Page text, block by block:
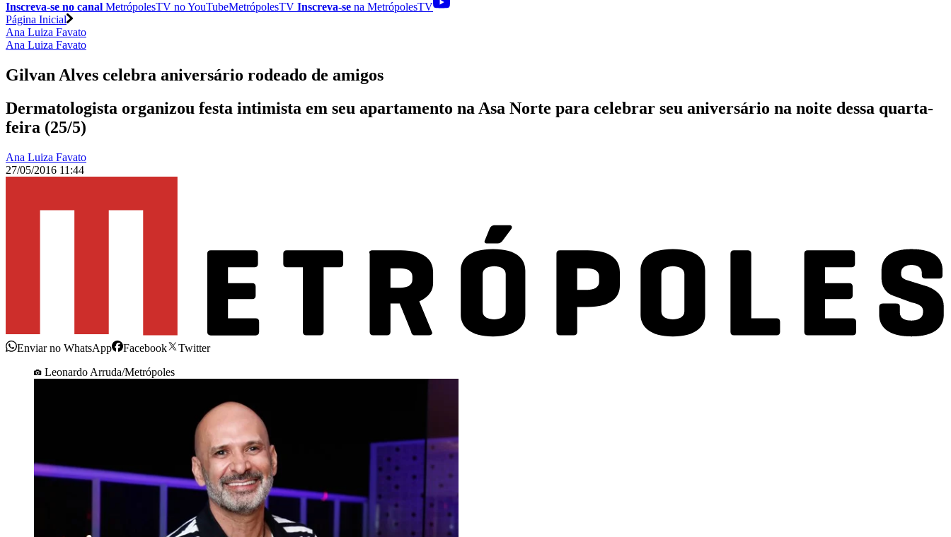
Inscreva-se no canal MetrópolesTV noYouTubeMetrópolesTV Inscreva-se na MetrópolesTV
Página Inicial
Ana Luiza Favato
Ana Luiza Favato
Gilvan Alves celebra aniversário rodeado de amigos
Dermatologista organizou festa intimista em seu apartamento na Asa Norte para celebrar seu aniversário na noite dessa quarta-
feira (25/5)
Ana Luiza Favato
27/05/2016 11:44
Enviar no WhatsApp Facebook
Twitter
Leonardo Arruda/Metrópoles